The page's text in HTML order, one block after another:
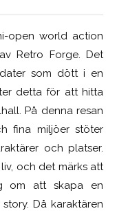
open world action
Retro Forge. Det
som dött i en
detta för att hitta
På denna resan
fina miljöer stöter
och platser.
och det märks att
om att skapa en
Då karaktären